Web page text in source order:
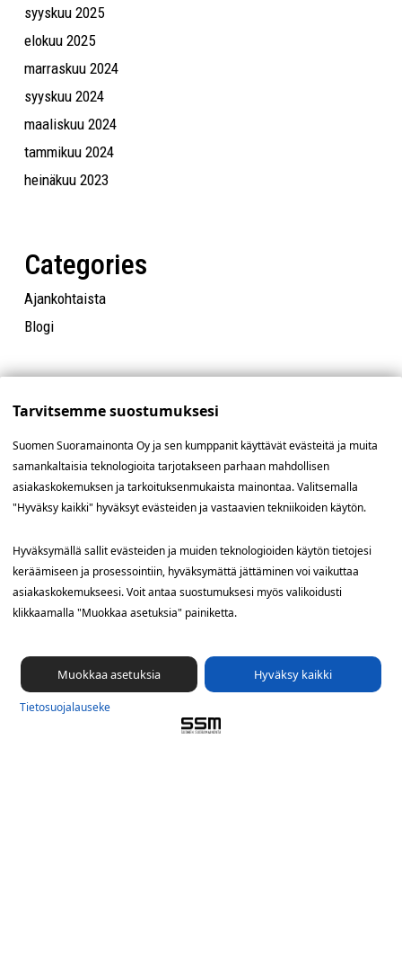
syyskuu 2025
elokuu 2025
marraskuu 2024
syyskuu 2024
maaliskuu 2024
tammikuu 2024
heinäkuu 2023
Categories
Ajankohtaista
Blogi
SSM Suomen Suoramainonta
Sähkötie 8, 01510 Vantaa
09 561 56 400
Tietosuojalauseke
Ilmoituskanava
Tarvitsemme suostumuksesi
Suomen Suoramainonta Oy ja sen kumppanit käyttävät evästeitä ja muita
samankaltaisia teknologioita tarjotakseen parhaan mahdollisen
asiakaskokemuksen ja tarkoituksenmukaista mainontaa. Valitsemalla
"Hyväksy kaikki" hyväksyt evästeiden ja vastaavien tekniikoiden käytön.
Hyväksymällä sallit evästeiden ja muiden teknologioiden käytön tietojesi
keräämiseen ja prosessointiin, hyväksymättä jättäminen voi vaikuttaa
asiakaskokemukseesi. Voit antaa suostumuksesi myös valikoidusti
klikkaamalla "Muokkaa asetuksia" painiketta.
Tietosuoja­lauseke
Muokkaa asetuksia Hyväksy kaikki